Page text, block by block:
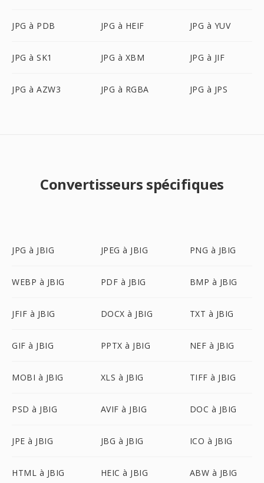
JPG à PDB JPG à HEIF JPG à YUV
JPG à SK1 JPG à XBM JPG à JIF
JPG à AZW3 JPG à RGBA JPG à JPS
Convertisseurs spécifiques
JPG à JBIG JPEG à JBIG PNG à JBIG
WEBP à JBIG PDF à JBIG BMP à JBIG
JFIF à JBIG DOCX à JBIG TXT à JBIG
GIF à JBIG PPTX à JBIG NEF à JBIG
MOBI à JBIG XLS à JBIG TIFF à JBIG
PSD à JBIG AVIF à JBIG DOC à JBIG
JPE à JBIG JBG à JBIG ICO à JBIG
HTML à JBIG HEIC à JBIG ABW à JBIG